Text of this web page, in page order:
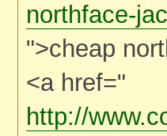
northface-
">cheap
<a href="
http://